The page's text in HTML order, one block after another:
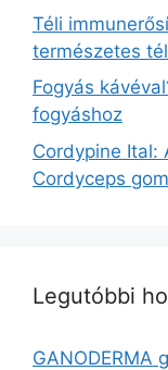
Téli
természetes
Fogyás
fogyáshoz
Cordypine Ital:
Cordyceps
Legutóbbi
GANODERMA